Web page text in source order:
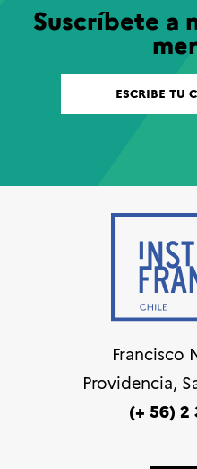
Suscríbete a
Francisco
Providencia,
(+ 56) 2